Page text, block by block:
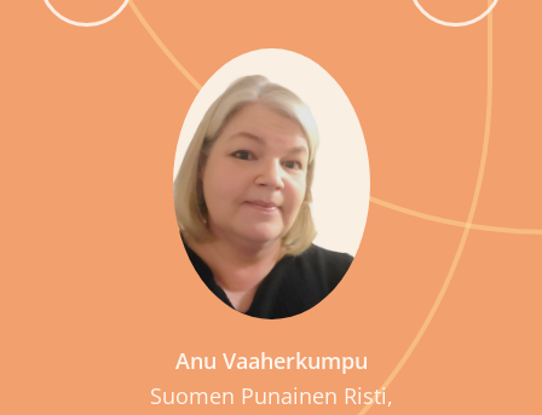
Anu Vaaherkumpu
Suomen Punainen Risti,